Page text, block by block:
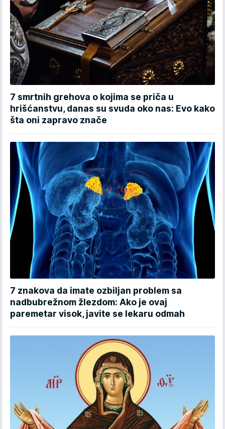
7 smrtnih grehova o kojima se priča u
hrišćanstvu, danas su svuda oko nas: Evo kako
šta oni zapravo znače
7 znakova da imate ozbiljan problem sa
nadbubrežnom žlezdom: Ako je ovaj
paremetar visok, javite se lekaru odmah